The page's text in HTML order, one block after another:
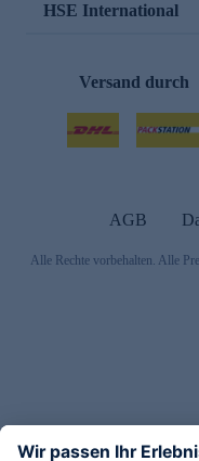
HSE International
Versand durch
AGB
Alle Rechte vorbehalten. Alle